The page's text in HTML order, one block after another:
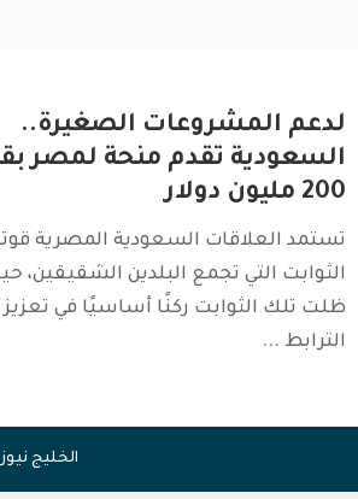
لدعم المشروعات الصغيرة..
السعودية تقدم منحة لمصر
200 مليون دولار
تستمد العلاقات السعودية المصرية
الثوابت التي تجمع البلدين الشقيقين،
ظلت تلك الثوابت ركنًا أساسيًا في تعزيز
الترابط ...
الخليج نيوز © 2024 جميع